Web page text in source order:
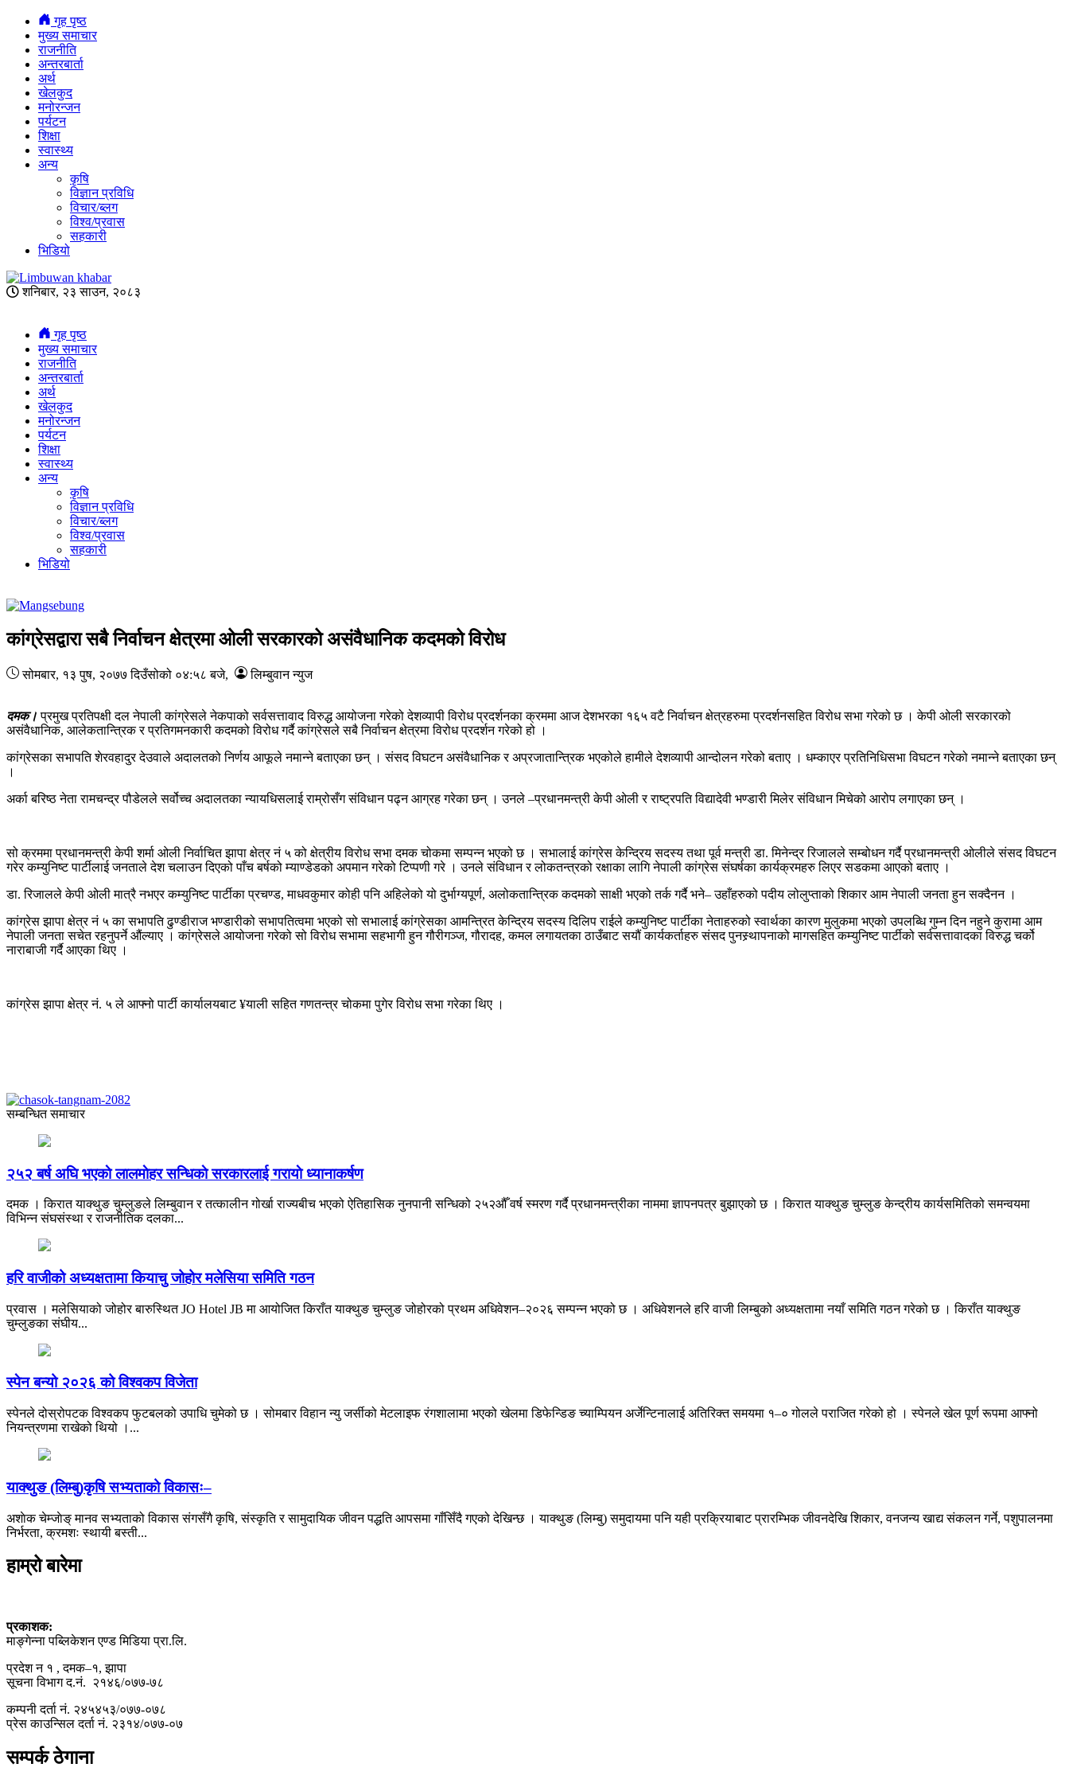
गृह पृष्ठ
मुख्य समाचार
राजनीति
अन्तरबार्ता
अर्थ
खेलकुद
मनोरन्जन
पर्यटन
शिक्षा
स्वास्थ्य
अन्य
कृषि
विज्ञान प्रविधि
विचार/ब्लग
विश्व/प्रवास
सहकारी
भिडियो
शनिबार, २३ साउन, २०८३
गृह पृष्ठ
मुख्य समाचार
राजनीति
अन्तरबार्ता
अर्थ
खेलकुद
मनोरन्जन
पर्यटन
शिक्षा
स्वास्थ्य
अन्य
कृषि
विज्ञान प्रविधि
विचार/ब्लग
विश्व/प्रवास
सहकारी
भिडियो
कांग्रेसद्वारा सबै निर्वाचन क्षेत्रमा ओली सरकारको असंवैधानिक कदमको विरोध
सोमबार, १३ पुष, २०७७दिउँसोको ०४:५८ बजे, लिम्बुवान न्युज
दमक। प्रमुख प्रतिपक्षी दल नेपाली कांग्रेसले नेकपाको सर्वसत्तावाद विरुद्ध आयोजना गरेको देशव्यापी विरोध प्रदर्शनका क्रममा आज देशभरका १६५ वटै निर्वाचन क्षेत्रहरुमा प्रदर्शनसहित विरोध सभा गरेको छ । केपी ओली सरकारको
असंवैधानिक, आलेकतान्त्रिक र प्रतिगमनकारी कदमको विरोध गर्दै कांग्रेसले सबै निर्वाचन क्षेत्रमा विरोध प्रदर्शन गरेको हो ।
कांग्रेसका सभापति शेरवहादुर देउवाले अदालतको निर्णय आफूले नमान्ने बताएका छन् । संसद विघटन असंवैधानिक र अप्रजातान्त्रिक भएकोले हामीले देशव्यापी आन्दोलन गरेको बताए । धम्काएर प्रतिनिधिसभा विघटन गरेको नमान्ने बताएका छन्
।
अर्का बरिष्ठ नेता रामचन्द्र पौडेलले सर्वोच्च अदालतका न्यायधिसलाई राम्रोसँग संविधान पढ्न आग्रह गरेका छन् । उनले –प्रधानमन्त्री केपी ओली र राष्ट्रपति विद्यादेवी भण्डारी मिलेर संविधान मिचेको आरोप लगाएका छन् ।
सो क्रममा प्रधानमन्त्री केपी शर्मा ओली निर्वाचित झापा क्षेत्र नं ५ को क्षेत्रीय विरोध सभा दमक चोकमा सम्पन्न भएको छ । सभालाई कांग्रेस केन्द्रिय सदस्य तथा पूर्व मन्त्री डा. मिनेन्द्र रिजालले सम्बोधन गर्दै प्रधानमन्त्री ओलीले संसद विघटन
गरेर कम्युनिष्ट पार्टीलाई जनताले देश चलाउन दिएको पाँच बर्षको म्याण्डेडको अपमान गरेको टिप्पणी गरे । उनले संविधान र लोकतन्त्रको रक्षाका लागि नेपाली कांग्रेस संघर्षका कार्यक्रमहरु लिएर सडकमा आएको बताए ।
डा. रिजालले केपी ओली मात्रै नभएर कम्युनिष्ट पार्टीका प्रचण्ड, माधवकुमार कोही पनि अहिलेको यो दुर्भाग्यपूर्ण, अलोकतान्त्रिक कदमको साक्षी भएको तर्क गर्दै भने– उहाँहरुको पदीय लोलुप्ताको शिकार आम नेपाली जनता हुन सक्दैनन ।
कांग्रेस झापा क्षेत्र नं ५ का सभापति ढुण्डीराज भण्डारीको सभापतित्वमा भएको सो सभालाई कांग्रेसका आमन्त्रित केन्द्रिय सदस्य दिलिप राईले कम्युनिष्ट पार्टीका नेताहरुको स्वार्थका कारण मुलुकमा भएको उपलब्धि गुम्न दिन नहुने कुरामा आम
नेपाली जनता सचेत रहनुपर्ने औंल्याए । कांग्रेसले आयोजना गरेको सो विरोध सभामा सहभागी हुन गौरीगञ्ज, गौरादह, कमल लगायतका ठाउँबाट सयौं कार्यकर्ताहरु संसद पुनस्र्थापनाको मागसहित कम्युनिष्ट पार्टीको सर्वसत्तावादका विरुद्ध चर्को
नाराबाजी गर्दै आएका थिए ।
कांग्रेस झापा क्षेत्र नं. ५ ले आफ्नो पार्टी कार्यालयबाट ¥याली सहित गणतन्त्र चोकमा पुगेर विरोध सभा गरेका थिए ।
सम्बन्धित समाचार
२५२ बर्ष अघि भएकाे लालमाेहर सन्धिकाे सरकारलाई गरायाे ध्यानाकर्षण
दमक । किरात याक्थुङ चुम्लुङले लिम्बुवान र तत्कालीन गोर्खा राज्यबीच भएको ऐतिहासिक नुनपानी सन्धिको २५२औँ वर्ष स्मरण गर्दै प्रधानमन्त्रीका नाममा ज्ञापनपत्र बुझाएको छ । किरात याक्थुङ चुम्लुङ केन्द्रीय कार्यसमितिको समन्वयमा
विभिन्न संघसंस्था र राजनीतिक दलका...
हरि वाजीको अध्यक्षतामा कियाचु जोहोर मलेसिया समिति गठन
प्रवास । मलेसियाको जोहोर बारुस्थित JO Hotel JB मा आयोजित किराँत याक्थुङ चुम्लुङ जोहोरको प्रथम अधिवेशन–२०२६ सम्पन्न भएको छ । अधिवेशनले हरि वाजी लिम्बुको अध्यक्षतामा नयाँ समिति गठन गरेको छ । किराँत याक्थुङ
चुम्लुङका संघीय...
स्पेन बन्यो २०२६ को विश्वकप विजेता
स्पेनले दोस्रोपटक विश्वकप फुटबलको उपाधि चुमेको छ । सोमबार विहान न्यु जर्सीको मेटलाइफ रंगशालामा भएको खेलमा डिफेन्डिङ च्याम्पियन अर्जेन्टिनालाई अतिरिक्त समयमा १–० गोलले पराजित गरेको हो । स्पेनले खेल पूर्ण रूपमा आफ्नो
नियन्त्रणमा राखेको थियो ।...
याक्थुङ (लिम्बु)कृषि सभ्यताको विकासः–
अशाेक चेम्जाेङ् मानव सभ्यताको विकास संगसँगै कृषि, संस्कृति र सामुदायिक जीवन पद्धति आपसमा गाँसिँदै गएको देखिन्छ । याक्थुङ (लिम्बु) समुदायमा पनि यही प्रक्रियाबाट प्रारम्भिक जीवनदेखि शिकार, वनजन्य खाद्य संकलन गर्ने, पशुपालनमा
निर्भरता, क्रमशः स्थायी बस्ती...
हाम्रो बारेमा
प्रकाशक:
माङ्गेन्ना पब्लिकेशन एण्ड मिडिया प्रा.लि.
प्रदेश न १ , दमक–१, झापा
सूचना विभाग द.नं. २१४६/०७७-७८
कम्पनी दर्ता नं. २४५४५३/०७७-०७८
प्रेस काउन्सिल दर्ता नं. २३१४/०७७-०७
सम्पर्क ठेगाना